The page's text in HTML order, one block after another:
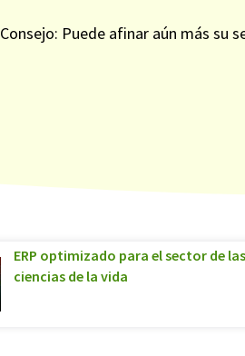
Consejo: Puede afinar aún más su
ERP optimizado para el sector de las
ciencias de la vida